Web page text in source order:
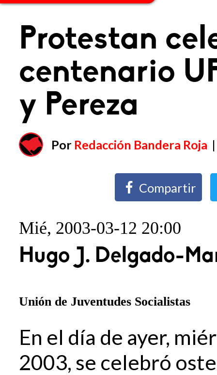
Protestan
centenario
y Pereza
Por Redacción Bandera Roja
Compartir
Mié, 2003-03-12 20:00
Hugo J. Delgado-
Unión de Juventudes Socialistas
En el día de ayer,
2003, se celebró